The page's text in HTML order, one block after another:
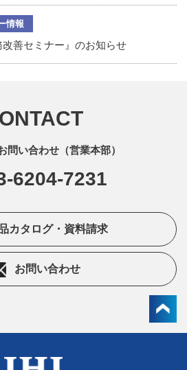
情報
善セミナー』のお知らせ
問い合わせ（営業本部）
6204-7231
カタログ・資料請求
お問い合わせ